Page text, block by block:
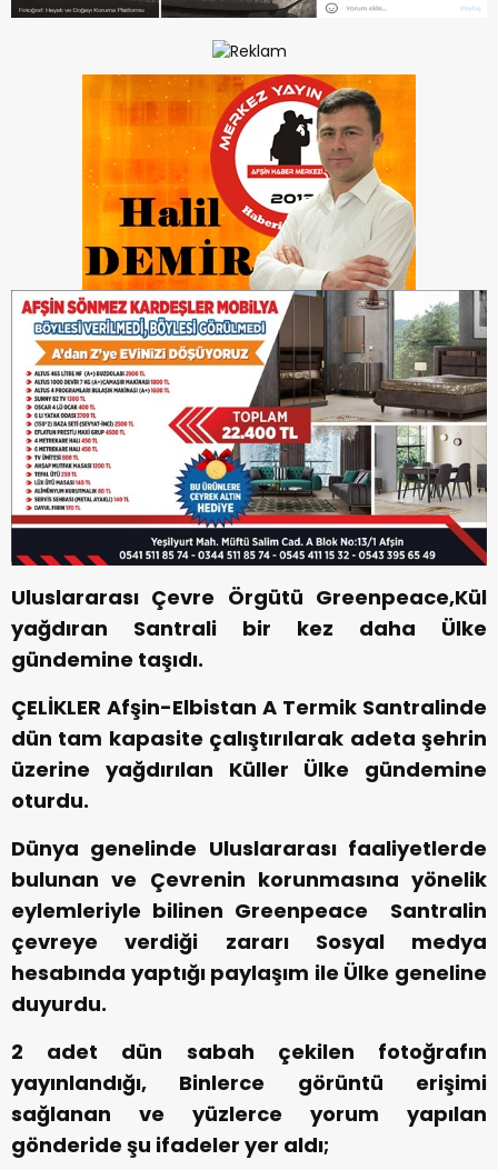
Uluslararası Çevre Örgütü Greenpeace,Kül
yağdıran Santrali bir kez daha Ülke
gündemine taşıdı.
ÇELİKLER Afşin-Elbistan A Termik Santralinde
dün tam kapasite çalıştırılarak adeta şehrin
üzerine yağdırılan Küller Ülke gündemine
oturdu.
Dünya genelinde Uluslararası faaliyetlerde
bulunan ve Çevrenin korunmasına yönelik
eylemleriyle bilinen Greenpeace Santralin
çevreye verdiği zararı Sosyal medya
hesabında yaptığı paylaşım ile Ülke geneline
duyurdu.
2 adet dün sabah çekilen fotoğrafın
yayınlandığı, Binlerce görüntü erişimi
sağlanan ve yüzlerce yorum yapılan
gönderide şu ifadeler yer aldı;